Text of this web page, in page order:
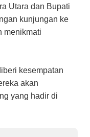
Utara dan Bupati
kunjungan ke
menikmati
kesempatan
akan
yang hadir di